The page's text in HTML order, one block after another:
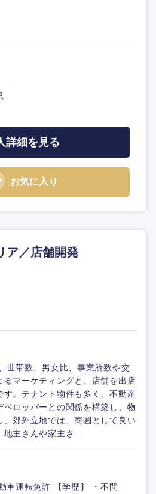
詳細を見る
お気に入り
ア／店舗開発
世帯数、男女比、事業所数や交
るマーケティングと、店舗を出店
す。テナント物件も多く、不動産
ロッパーとの関係を構築し、物
、郊外立地では、商圏として良い
主さんや家主さ...
車運転免許 【学歴】 ・不問